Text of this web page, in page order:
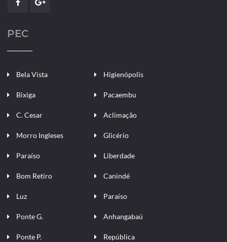
PEC
Bela Vista
Bixiga
C. Cesar
Morro Ingleses
Paraíso
Bom Retiro
Luz
Ponte G.
Ponte P.
Higienópolis
Pacaembu
Aclimação
Glicério
Liberdade
Canindé
Paraíso
Anhangabaú
República